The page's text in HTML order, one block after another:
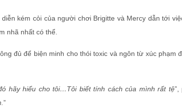
kém cỏi của người chơi Brigitte và Mercy dẫn tới
nhã nhất có thể.
đủ để biện minh cho thói toxic và ngôn từ xúc phạm
hãy hiểu cho tôi…Tôi biết tính cách của mình rất tệ”,
”